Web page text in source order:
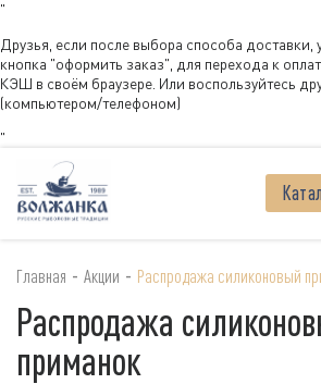
"
Друзья, если после выбора способа доставки,
кнопка "оформить заказ", для перехода к
КЭШ в своём браузере. Или воспользуйтесь
(компьютером/телефоном)
"
Главная - Акции - Распродажа силиконовый
Распродажа
приманок